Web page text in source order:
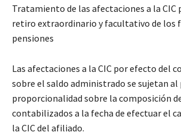
Tratamiento de las afectaciones a la CIC
retiro extraordinario y facultativo de los
pensiones
Las afectaciones a la CIC por efecto del
sobre el saldo administrado se sujetan al
proporcionalidad sobre la composición
contabilizados a la fecha de efectuar el
la CIC del afiliado.